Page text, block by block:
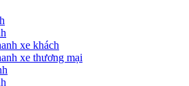
xe khách
xe thương mại